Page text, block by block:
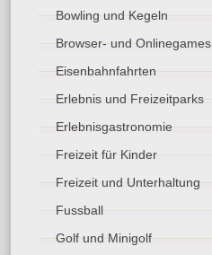
Bowling und Kegeln
Browser- und Onlinegames
Eisenbahnfahrten
Erlebnis und Freizeitparks
Erlebnisgastronomie
Freizeit für Kinder
Freizeit und Unterhaltung
Fussball
Golf und Minigolf